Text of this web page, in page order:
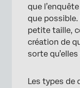
que
que
petite taille,
création de
sorte
Les types de